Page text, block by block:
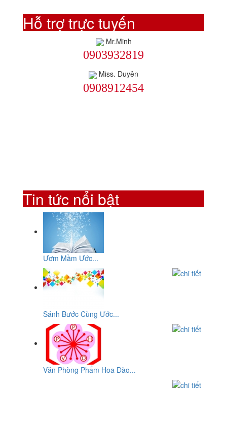
Hỗ trợ trực tuyến
Mr.Minh
0903932819
Miss. Duyên
0908912454
Tin tức nổi bật
Ươm Mầm Ước...
Sánh Bước Cùng Ước...
Văn Phòng Phẩm Hoa Đào...